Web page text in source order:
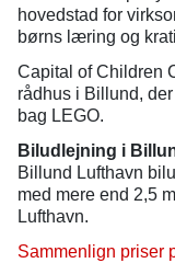
hovedstad for
børns læring og
Capital of Children
rådhus i Billund,
bag LEGO.
Biludlejning i
Billund Lufthavn
med mere end 2,5
Lufthavn.
Sammenlign priser